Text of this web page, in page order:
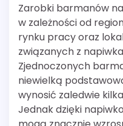
Zarobki barmanów
w zależności od
rynku pracy oraz
związanych z
Zjednoczonych
niewielką
wynosić zaledwie
Jednak dzięki